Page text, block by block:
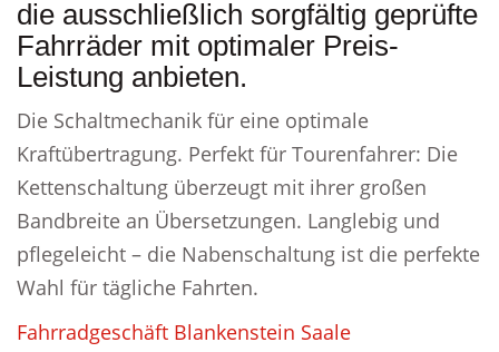
die ausschließlich sorgfältig geprüfte
Fahrräder mit optimaler Preis-
Leistung anbieten.
Die Schaltmechanik für eine optimale
Kraftübertragung. Perfekt für Tourenfahrer: Die
Kettenschaltung überzeugt mit ihrer großen
Bandbreite an Übersetzungen. Langlebig und
pflegeleicht – die Nabenschaltung ist die perfekte
Wahl für tägliche Fahrten.
Fahrradgeschäft Blankenstein Saale